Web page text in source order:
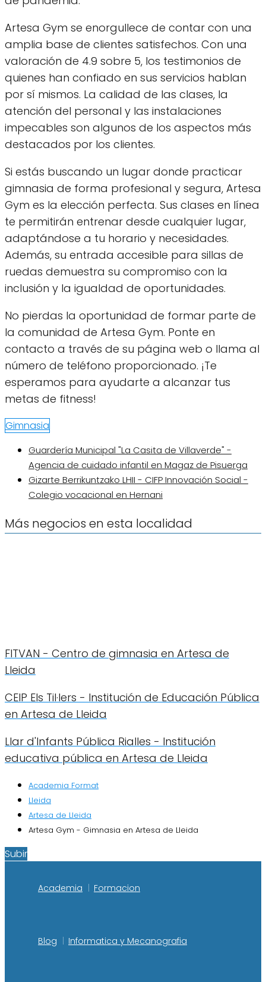
Artesa Gym se enorgullece de contar con una
amplia base de clientes satisfechos. Con una
valoración de 4.9 sobre 5, los testimonios de
quienes han confiado en sus servicios hablan
por sí mismos. La calidad de las clases, la
atención del personal y las instalaciones
impecables son algunos de los aspectos más
destacados por los clientes.
Si estás buscando un lugar donde practicar
gimnasia de forma profesional y segura, Artesa
Gym es la elección perfecta. Sus clases en línea
te permitirán entrenar desde cualquier lugar,
adaptándose a tu horario y necesidades.
Además, su entrada accesible para sillas de
ruedas demuestra su compromiso con la
inclusión y la igualdad de oportunidades.
No pierdas la oportunidad de formar parte de
la comunidad de Artesa Gym. Ponte en
contacto a través de su página web o llama al
número de teléfono proporcionado. ¡Te
esperamos para ayudarte a alcanzar tus
metas de fitness!
Gimnasia
Guardería Municipal "La Casita de Villaverde" -
Agencia de cuidado infantil en Magaz de Pisuerga
Gizarte Berrikuntzako LHII - CIFP Innovación Social -
Colegio vocacional en Hernani
Más negocios en esta localidad
FITVAN - Centro de gimnasia en Artesa de
Lleida
CEIP Els Til·lers - Institución de Educación Pública
en Artesa de Lleida
Llar d'Infants Pública Rialles - Institución
educativa pública en Artesa de Lleida
Academia Format
Lleida
Artesa de Lleida
Artesa Gym - Gimnasia en Artesa de Lleida
Subir
Academia Formacion
Blog Informatica y Mecanografia